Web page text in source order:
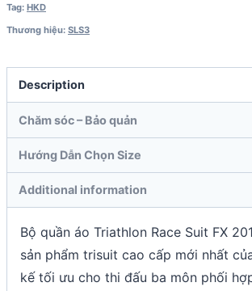
Tag: HKD
Thương hiệu: SLS3
Description
Chăm sóc – Bảo quản
Hướng Dẫn Chọn Size
Additional information
Bộ quần áo Triathlon Race Suit FX
sản phẩm trisuit cao cấp mới nhất
kế tối ưu cho thi đấu ba môn phối